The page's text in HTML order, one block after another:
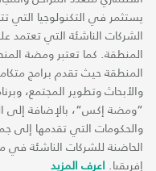
يستثمر في التكنولوجيا التي
الشركات الناشئة التي تعتمد
المنطقة. كما تعتبر ومضة
المنطقة حيث تقدم برامج
والأبحاث وتطوير المجتمع،
“ومضة إكس“، بالإضافة إلى
والحكومات التي تقدمها إلى
الحاضنة للشركات الناشئة
إفريقيا. اعرف المزيد